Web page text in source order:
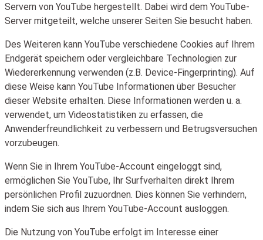
Servern von YouTube hergestellt. Dabei wird dem YouTube-
Server mitgeteilt, welche unserer Seiten Sie besucht haben.
Des Weiteren kann YouTube verschiedene Cookies auf Ihrem
Endgerät speichern oder vergleichbare Technologien zur
Wiedererkennung verwenden (z.B. Device-Fingerprinting). Auf
diese Weise kann YouTube Informationen über Besucher
dieser Website erhalten. Diese Informationen werden u. a.
verwendet, um Videostatistiken zu erfassen, die
Anwenderfreundlichkeit zu verbessern und Betrugsversuchen
vorzubeugen.
Wenn Sie in Ihrem YouTube-Account eingeloggt sind,
ermöglichen Sie YouTube, Ihr Surfverhalten direkt Ihrem
persönlichen Profil zuzuordnen. Dies können Sie verhindern,
indem Sie sich aus Ihrem YouTube-Account ausloggen.
Die Nutzung von YouTube erfolgt im Interesse einer